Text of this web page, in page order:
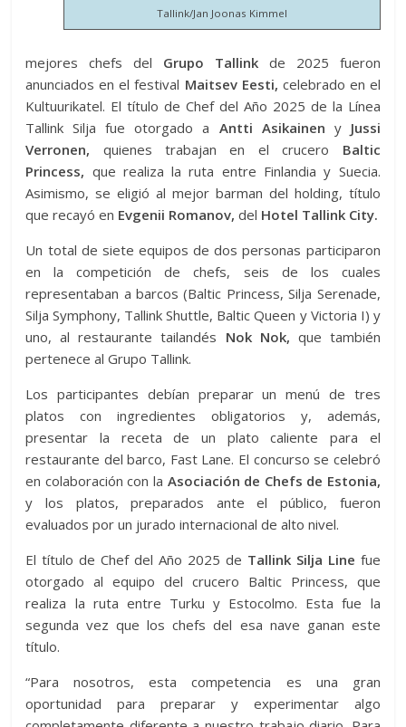
Tallink/Jan Joonas Kimmel
mejores chefs del Grupo Tallinkde 2025 fueron
anunciados en el festival Maitsev Eesti, celebrado en el
Kultuurikatel. El título de Chef del Año 2025 de la Línea
Tallink Silja fue otorgado a Antti Asikainen yJussi
Verronen, quienes trabajan en el crucero Baltic
Princess, que realiza la ruta entre Finlandia y Suecia.
Asimismo, se eligió al mejor barman del holding, título
que recayó en Evgenii Romanov, del Hotel Tallink City.
Un total de siete equipos de dos personas participaron
en la competición de chefs, seis de los cuales
representaban a barcos (Baltic Princess, Silja Serenade,
Silja Symphony, Tallink Shuttle, Baltic Queen y Victoria I) y
uno, al restaurante tailandés Nok Nok, que también
pertenece al Grupo Tallink.
Los participantes debían preparar un menú de tres
platos con ingredientes obligatorios y, además,
presentar la receta de un plato caliente para el
restaurante del barco, Fast Lane. El concurso se celebró
en colaboración con la Asociación de Chefs de Estonia,
y los platos, preparados ante el público, fueron
evaluados por un jurado internacional de alto nivel.
El título de Chef del Año 2025 de Tallink Silja Line fue
otorgado al equipo del crucero Baltic Princess, que
realiza la ruta entre Turku y Estocolmo. Esta fue la
segunda vez que los chefs del esa nave ganan este
título.
“Para nosotros, esta competencia es una gran
oportunidad para preparar y experimentar algo